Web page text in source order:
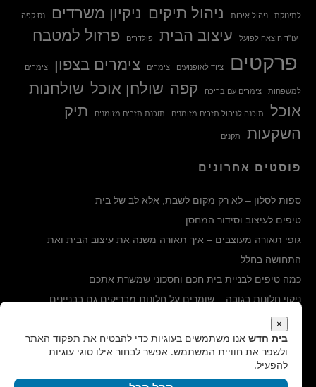
לתינוקת ניהול איכות ניהול תיקים ניקיון משרדים נס קפה
עו"ד הוצאה לפועל עיצוב הבית פולדרים פרזול למטבח
פרקטים ציוד לאופנועים צימרים צימרים בצפון צימרים
למשפחות צימרים עם בריכה קפה שולחן אוכל שולחנות
אוכל
תוכנה לניהול תזרים מזומנים תוכנת תזרים מזומנים
תיק
השקעות
תקנים
פוסטים אחרונים
ספות לסלון – לא רק מקום לשבת, אלא לב של בית
טיפים לעיצוב וסידור המחסן
גופי תאורה מעוצבים – איך תאורה משנה את עיצוב הבית ואת
התחושה בחלל
כמה טיפים לבניית בית חכם וחסכוני שמשרת אתכם
ניקוי חלונות בגובה – שומרים על חלונות מבריקים גם בבניינים
הגבוהים ביותר
קטגוריות
קטגוריות
×
בית חדש אנו משתמשים בעוגיות כדי להבטיח את תפקוד האתר
ולשפר את חוויית המשתמש. אפשר לבחור אילו סוגי עוגיות
להפעיל.